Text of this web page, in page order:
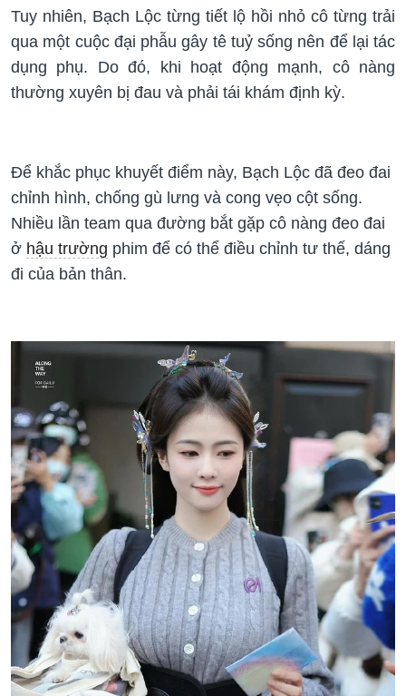
Tuy nhiên, Bạch Lộc từng tiết lộ hồi nhỏ cô từng trải
qua một cuộc đại phẫu gây tê tuỷ sống nên để lại tác
dụng phụ. Do đó, khi hoạt động mạnh, cô nàng
thường xuyên bị đau và phải tái khám định kỳ.
Để khắc phục khuyết điểm này, Bạch Lộc đã đeo đai
chỉnh hình, chống gù lưng và cong vẹo cột sống.
Nhiều lần team qua đường bắt gặp cô nàng đeo đai
ở hậu trường phim để có thể điều chỉnh tư thế, dáng
đi của bản thân.